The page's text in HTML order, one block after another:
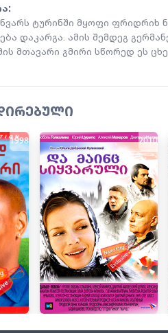
ტურინში მყოფი ფრიდრიხ
დაკარგა. ამის შემდეგ
მთავარი გმირი სწორედ ეს
1998 2010